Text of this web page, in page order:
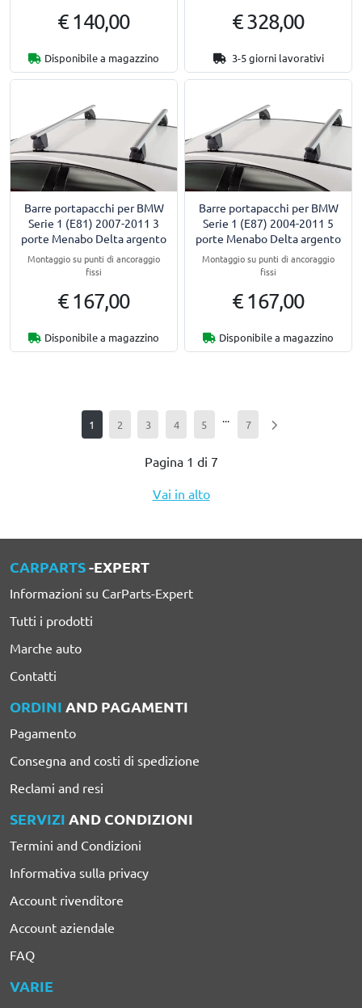
€ 140,00
Disponibile a magazzino
€ 328,00
3-5 giorni lavorativi
Barre portapacchi per BMW
Serie 1 (E81) 2007-2011 3
porte Menabo Delta argento
Montaggio su punti di ancoraggio
fissi
€ 167,00
Disponibile a magazzino
Barre portapacchi per BMW
Serie 1 (E87) 2004-2011 5
porte Menabo Delta argento
Montaggio su punti di ancoraggio
fissi
€ 167,00
Disponibile a magazzino
1 2 3 4 5 ... 7
Pagina 1 di 7
Vai in alto
CARPARTS-EXPERT
Informazioni su CarParts-Expert
Tutti i prodotti
Marche auto
Contatti
ORDINI AND PAGAMENTI
Pagamento
Consegna and costi di spedizione
Reclami and resi
SERVIZI AND CONDIZIONI
Termini and Condizioni
Informativa sulla privacy
Account rivenditore
Account aziendale
FAQ
VARIE